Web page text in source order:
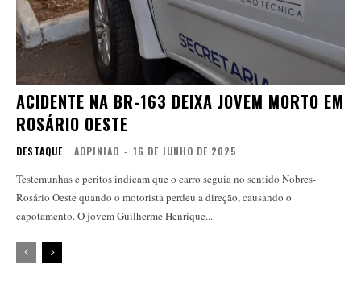
ACIDENTE NA BR-163 DEIXA JOVEM MORTO EM
ROSÁRIO OESTE
DESTAQUE AOPINIAO - 16 DE JUNHO DE 2025
Testemunhas e peritos indicam que o carro seguia no sentido Nobres-
Rosário Oeste quando o motorista perdeu a direção, causando o
capotamento. O jovem Guilherme Henrique...